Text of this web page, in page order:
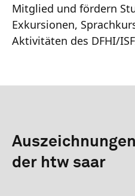
Mitglied und fördern
Exkursionen,
Aktivitäten des DFHI/
der htw saar